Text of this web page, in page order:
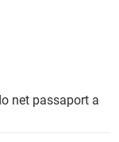
net passaport a